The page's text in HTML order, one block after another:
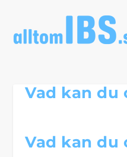
Vad kan du
Vad kan du